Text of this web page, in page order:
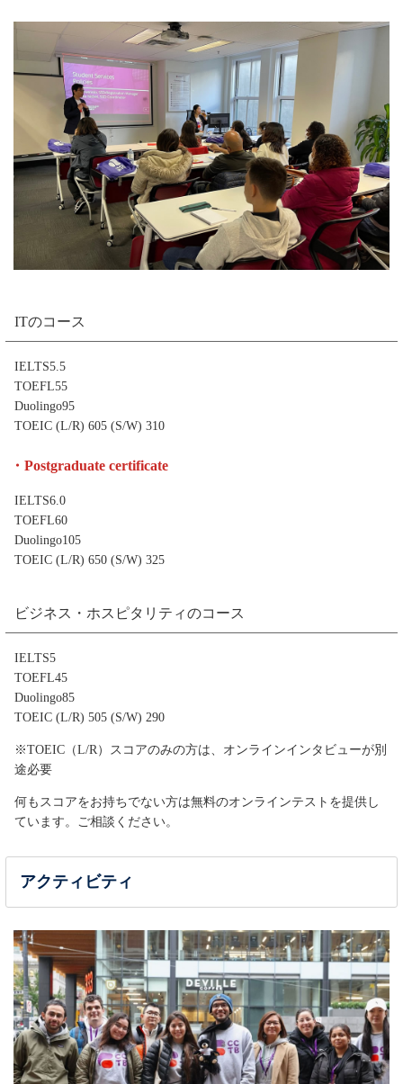
ITのコース
IELTS5.5
TOEFL55
Duolingo95
TOEIC (L/R) 605 (S/W) 310
・Postgraduate certificate
IELTS6.0
TOEFL60
Duolingo105
TOEIC (L/R) 650 (S/W) 325
ビジネス・ホスピタリティのコース
IELTS5
TOEFL45
Duolingo85
TOEIC (L/R) 505 (S/W) 290
※TOEIC（L/R）スコアのみの方は、オンラインインタビューが別
途必要
何もスコアをお持ちでない方は無料のオンラインテストを提供し
ています。ご相談ください。
アクティビティ